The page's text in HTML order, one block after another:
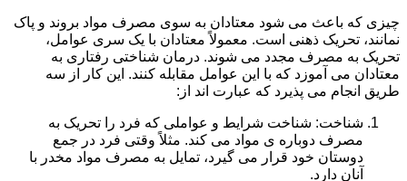
چیزی که باعث می شود معتادان به سوی مصرف مواد بروند و پاک
نمانند، تحریک ذهنی است. معمولاً معتادان با یک سری عوامل،
تحریک به مصرف مجدد می شوند. درمان شناختی رفتاری به
معتادان می آموزد که با این عوامل مقابله کنند. این کار از سه
طریق انجام می پذیرد که عبارت اند از:
شناخت: شناخت شرایط و عواملی که فرد را تحریک به
مصرف دوباره ی مواد می کند. مثلاً وقتی فرد در جمع
دوستان خود قرار می گیرد، تمایل به مصرف مواد مخدر با
آنان دارد.